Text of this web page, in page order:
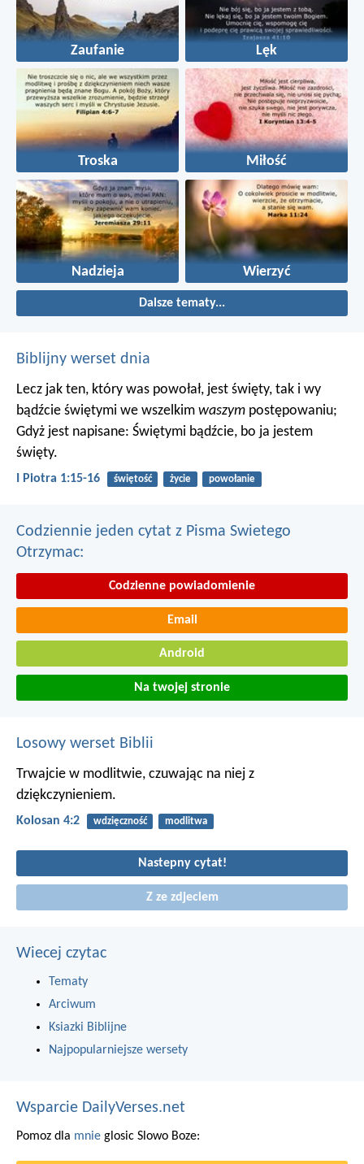
Zaufanie Lęk
Troska Miłość
Nadzieja Wierzyć
Dalsze tematy...
Biblijny werset dnia
Lecz jak ten, który was powołał, jest święty, tak i wy
bądźcie świętymi we wszelkim waszym postępowaniu;
Gdyż jest napisane: Świętymi bądźcie, bo ja jestem
święty.
I Piotra 1:15-16 świętość życie powołanie
Codziennie jeden cytat z Pisma Swietego
Otrzymac:
Codzienne powiadomienie
Email
Android
Na twojej stronie
Losowy werset Biblii
Trwajcie w modlitwie, czuwając na niej z
dziękczynieniem.
Kolosan 4:2 wdzięczność modlitwa
Nastepny cytat!
Z ze zdjeciem
Wiecej czytac
Tematy
Arciwum
Ksiazki Biblijne
Najpopularniejsze wersety
Wsparcie DailyVerses.net
Pomoz dla mnie glosic Slowo Boze: